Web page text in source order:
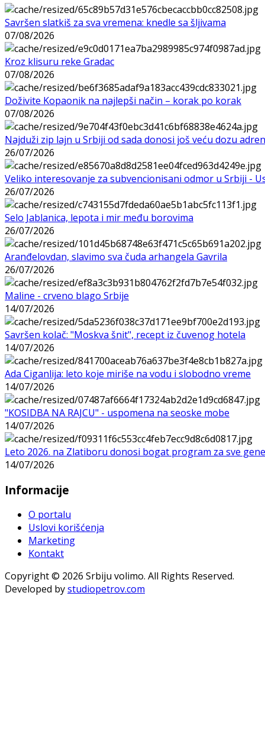
Savršen slatkiš za sva vremena: knedle sa šljivama
07/08/2026
Kroz klisuru reke Gradac
07/08/2026
Doživite Kopaonik na najlepši način – korak po korak
07/08/2026
Najduži zip lajn u Srbiji od sada donosi još veću dozu
26/07/2026
Veliko interesovanje za subvencionisani odmor u Srbiji -
26/07/2026
Selo Jablanica, lepota i mir među borovima
26/07/2026
Aranđelovdan, slavimo sva čuda arhangela Gavrila
26/07/2026
Maline - crveno blago Srbije
14/07/2026
Savršen kolač: "Moskva šnit", recept iz čuvenog hotela
14/07/2026
Ada Ciganlija: leto koje miriše na vodu i slobodno vreme
14/07/2026
"KOSIDBA NA RAJCU" - uspomena na seoske mobe
14/07/2026
Leto 2026. na Zlatiboru donosi bogat program za sve
14/07/2026
Informacije
O portalu
Uslovi korišćenja
Marketing
Kontakt
Copyright © 2026 Srbiju volimo. All Rights Reserved.
Developed bystudiopetrov.com